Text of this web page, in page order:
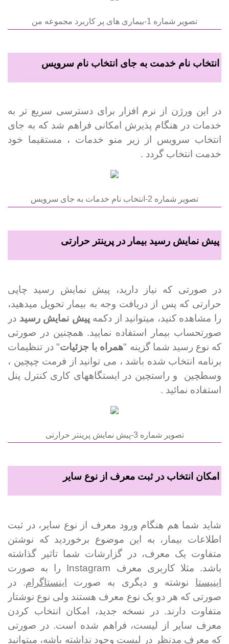
تصویر شماره 1-بیماری های پر کاربرد مجموعه من
انتخاب نام خدمت به جای انتخاب نام سرویس
در این ورژن از نرم افزار برای دسترسی سریع تر به
خدمات در هنگام پذیرش امکانی فراهم شد که به جای
انتخاب سرویس از زیر منو خدمات ، مستقیما خود
خدمت انتخاب گردد .
تصویر شماره 2-انتخاب نام خدمات به جای سرویس
پیش نمایش رسید بیمار در پرینتر حرارتی
در صورتی که نیاز دارید، پیش نمایش رسید چاپی
حرارتی که پس از دریافت وجه به بیمار تحویل می­دهید،
را مشاهده کنید، می­توانید از دکمهپیش نمایش رسید در
صورتحساب بیمار استفاده نمایید. همچنین در صورتی
که نوع رسید شما گزینه "همراه با جزئیات" در تنظیمات
برنامه انتخاب شده باشد ، می توانید از فرمت چپ­چین ،
وسط­چین
و راست­چین در ایستگاه­های کاری کنترل پنل
استفاده نمائید .
تصویر شماره 3-پیش نمایش پرینتر حرارتی
امکان انتخاب در ثبت معرف از نوع سایر
شاید شما هم هنگام ورود معرف از نوع سایر، در ثبت
اطلاعات بیمار، به این موضوع برخوردید که نوشتن
متفاوت یک معرف، در گزارشات شما تاثیر گذاشته
باشد. مثلا کاربری معرف Instagram را به صورت
اینیستا نوشته و دیگری به صورت اینستاگرام. در
صورتی که هر دو یک نوع معرف هستند ولی نوع نوشتار
متفاوت دارند. در نسخه جدید، امکان انتخاب کردن
معرف سایر از لیست، فراهم شده است. در صورتی
که معرف مدنظر در لیست وجود نداشته باشه، می­توانید